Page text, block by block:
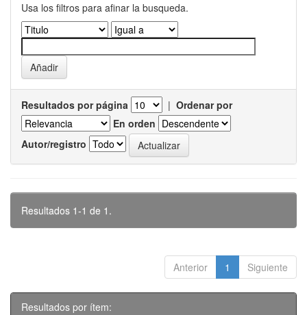
Usa los filtros para afinar la busqueda.
Resultados por página | Ordenar por
En orden
Autor/registro
Resultados 1-1 de 1.
Anterior 1 Siguiente
Resultados por ítem: